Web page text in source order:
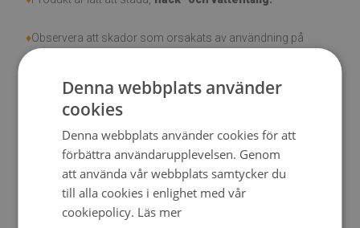
♦Observera att skador som orsakats av användning på
reklamationer.
Rengör med en fuktig trasa —använd inte starka
kemikalier.
Vädra mattans undersida regelbundet.
Denna webbplats använder
cookies
Denna webbplats använder cookies för att
förbättra användarupplevelsen. Genom
att använda vår webbplats samtycker du
till alla cookies i enlighet med vår
cookiepolicy. Läs mer